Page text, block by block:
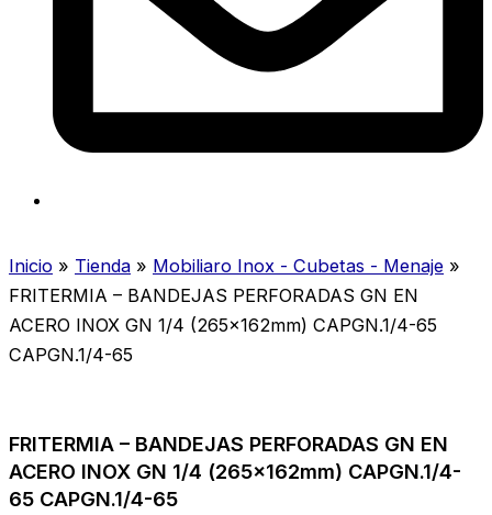
Inicio » Tienda » Mobiliaro Inox - Cubetas - Menaje »
FRITERMIA – BANDEJAS PERFORADAS GN EN
ACERO INOX GN 1/4 (265x162mm) CAPGN.1/4-65
CAPGN.1/4-65
FRITERMIA – BANDEJAS PERFORADAS GN EN
ACERO INOX GN 1/4 (265x162mm) CAPGN.1/4-
65 CAPGN.1/4-65